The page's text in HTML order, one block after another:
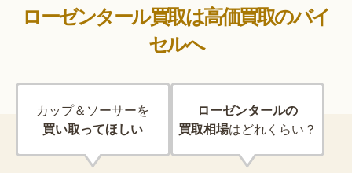
ローゼンタール買取は高価買取のバイ
セルへ
カップ＆ソーサーを
買い取ってほしい
ローゼンタールの
買取相場はどれくらい？